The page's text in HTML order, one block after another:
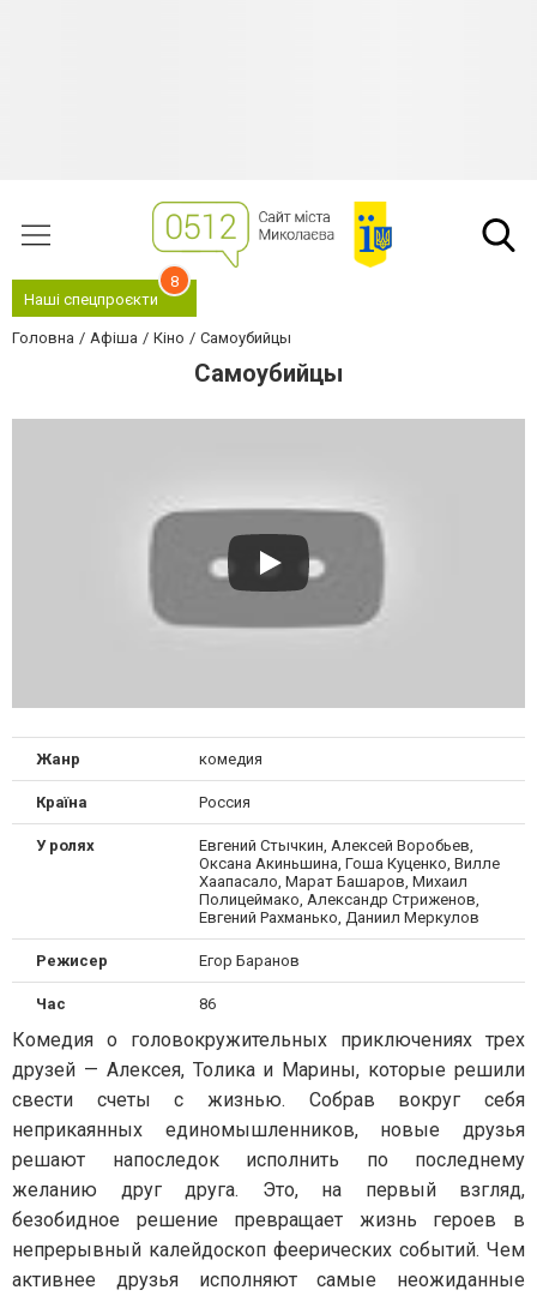
Наші спецпроєкти
8
Головна Афіша Кіно Самоубийцы
Самоубийцы
Жанр комедия
Країна Россия
У ролях
Евгений Стычкин, Алексей Воробьев,
Оксана Акиньшина, Гоша Куценко, Вилле
Хаапасало, Марат Башаров, Михаил
Полицеймако, Александр Стриженов,
Евгений Рахманько, Даниил Меркулов
Режисер Егор Баранов
Час 86
Комедия о головокружительных приключениях трех
друзей — Алексея, Толика и Марины, которые решили
свести счеты с жизнью. Собрав вокруг себя
неприкаянных единомышленников, новые друзья
решают напоследок исполнить по последнему
желанию друг друга. Это, на первый взгляд,
безобидное решение превращает жизнь героев в
непрерывный калейдоскоп феерических событий. Чем
активнее друзья исполняют самые неожиданные